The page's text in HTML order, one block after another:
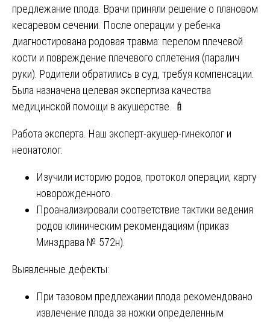
предлежание плода. Врачи приняли решение о плановом
кесаревом сечении. После операции у ребенка
диагностирована родовая травма: перелом плечевой
кости и повреждение плечевого сплетения (паралич
руки). Родители обратились в суд, требуя компенсации.
Была назначена целевая экспертиза качества
медицинской помощи в акушерстве. 🍼
Работа эксперта. Наш эксперт-акушер-гинеколог и
неонатолог:
Изучили историю родов, протокол операции, карту
новорожденного.
Проанализировали соответствие тактики ведения
родов клиническим рекомендациям (приказ
Минздрава № 572н).
Выявленные дефекты:
При тазовом предлежании плода рекомендовано
извлечение плода за ножки определенным